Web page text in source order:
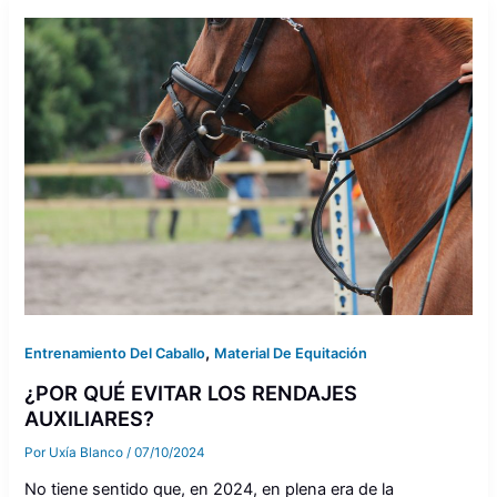
Entrenamiento Del Caballo, Material De Equitación
¿POR QUÉ EVITAR LOS RENDAJES
AUXILIARES?
Por Uxía Blanco/07/10/2024
No tiene sentido que, en 2024, en plena era de la